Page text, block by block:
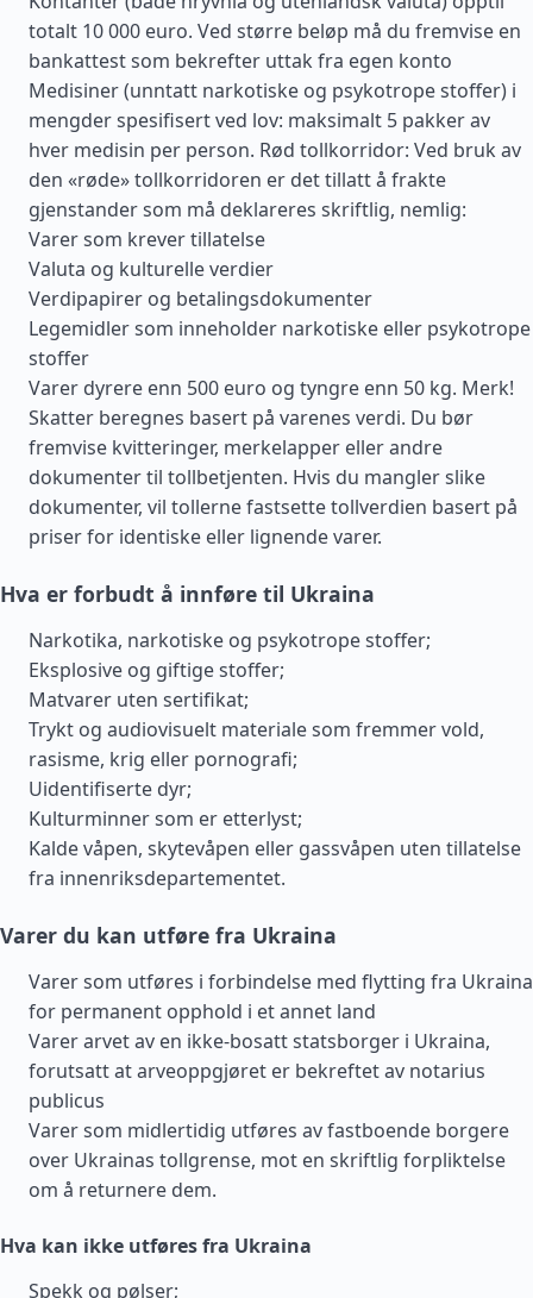
totalt 10 000 euro. Ved større beløp må du fremvise en
bankattest som bekrefter uttak fra egen konto
Medisiner (unntatt narkotiske og psykotrope stoffer) i
mengder spesifisert ved lov: maksimalt 5 pakker av
hver medisin per person. Rød tollkorridor: Ved bruk av
den «røde» tollkorridoren er det tillatt å frakte
gjenstander som må deklareres skriftlig, nemlig:
Varer som krever tillatelse
Valuta og kulturelle verdier
Verdipapirer og betalingsdokumenter
Legemidler som inneholder narkotiske eller psykotrope
stoffer
Varer dyrere enn 500 euro og tyngre enn 50 kg. Merk!
Skatter beregnes basert på varenes verdi. Du bør
fremvise kvitteringer, merkelapper eller andre
dokumenter til tollbetjenten. Hvis du mangler slike
dokumenter, vil tollerne fastsette tollverdien basert på
priser for identiske eller lignende varer.
Hva er forbudt å innføre til Ukraina
Narkotika, narkotiske og psykotrope stoffer;
Eksplosive og giftige stoffer;
Matvarer uten sertifikat;
Trykt og audiovisuelt materiale som fremmer vold,
rasisme, krig eller pornografi;
Uidentifiserte dyr;
Kulturminner som er etterlyst;
Kalde våpen, skytevåpen eller gassvåpen uten tillatelse
fra innenriksdepartementet.
Varer du kan utføre fra Ukraina
Varer som utføres i forbindelse med flytting fra Ukraina
for permanent opphold i et annet land
Varer arvet av en ikke-bosatt statsborger i Ukraina,
forutsatt at arveoppgjøret er bekreftet av notarius
publicus
Varer som midlertidig utføres av fastboende borgere
over Ukrainas tollgrense, mot en skriftlig forpliktelse
om å returnere dem.
Hva kan ikke utføres fra Ukraina
Spekk og pølser;